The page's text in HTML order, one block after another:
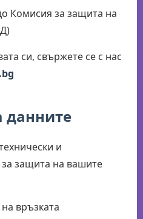
Комисия за защита на
си, свържете се с нас
данните
и
защита на вашите
връзката